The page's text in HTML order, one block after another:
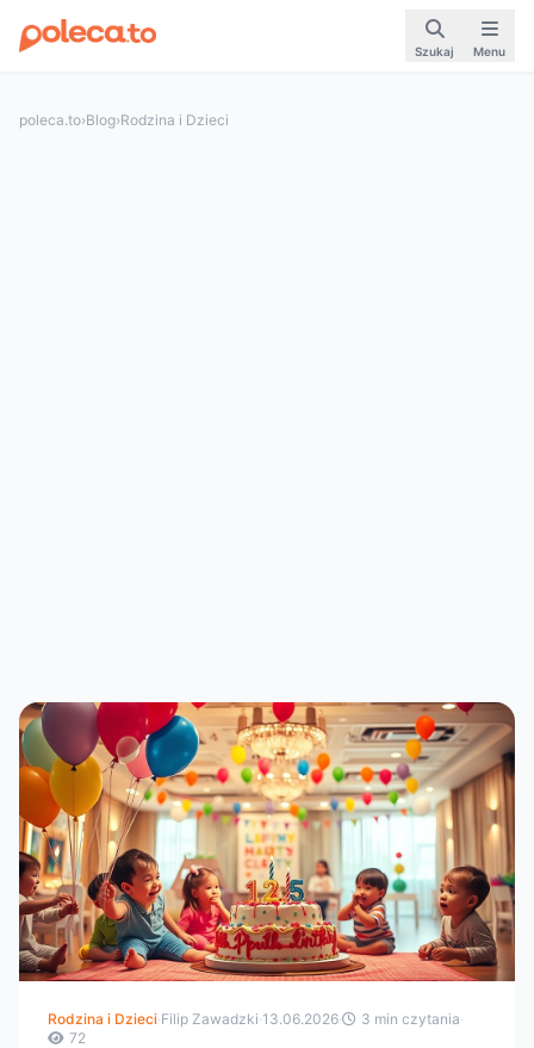
Szukaj Menu
poleca.to›Blog›Rodzina i Dzieci
Rodzina i Dzieci·Filip Zawadzki·13.06.2026· 3 min czytania·
72